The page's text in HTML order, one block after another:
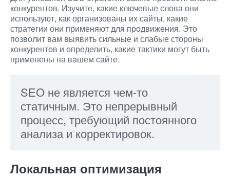
конкурентов. Изучите, какие ключевые слова они
используют, как организованы их сайты, какие
стратегии они применяют для продвижения. Это
позволит вам выявить сильные и слабые стороны
конкурентов и определить, какие тактики могут быть
применены на вашем сайте.
SEO не является чем-то
статичным. Это непрерывный
процесс, требующий постоянного
анализа и корректировок.
Локальная оптимизация